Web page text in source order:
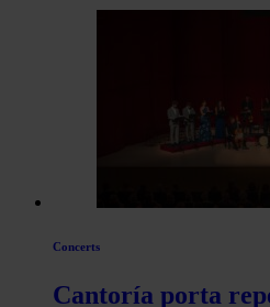
Concerts
Cantoría porta